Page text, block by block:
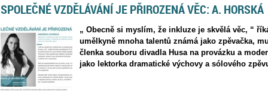
SPOLEČNÉ VZDĚLÁVÁNÍ JE PŘIROZENÁ VĚC: A. HORSKÁ
„ Obecně si myslím, že inkluze je skvělá věc, “
umělkyně mnoha talentů známá jako zpěvačka,
členka souboru divadla Husa na provázku a
jako lektorka dramatické výchovy a sólového